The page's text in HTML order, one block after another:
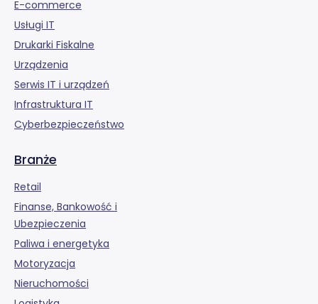
E-commerce
Usługi IT
Drukarki Fiskalne
Urządzenia
Serwis IT i urządzeń
Infrastruktura IT
Cyberbezpieczeństwo
Branże
Retail
Finanse, Bankowość i
Ubezpieczenia
Paliwa i energetyka
Motoryzacja
Nieruchomości